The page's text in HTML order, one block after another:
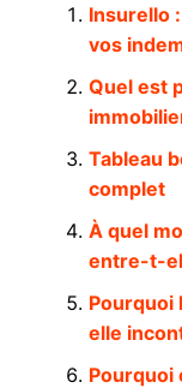
Insurello
vos
Quel est
Tableau
complet
À quel
entre-t-
Pourquoi
elle
Pourquoi